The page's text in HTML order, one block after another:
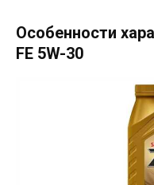
Особенности
FE 5W-30